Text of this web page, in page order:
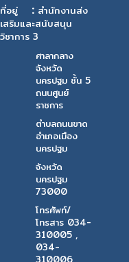
ที่อยู่ : สำนักงานส่ง
เสริมและสนับสนุน
วิชาการ 3
ศาลากลาง
จังหวัด
นครปฐม ชั้น 5
ถนนศูนย์
ราชการ
ตำบลถนนขาด
อำเภอเมือง
นครปฐม
จังหวัด
นครปฐม
73000
โทรศัพท์/
โทรสาร 034-
310005 ,
034-
310006